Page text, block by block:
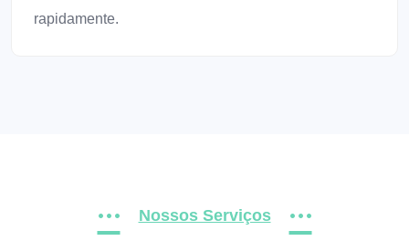
rapidamente.
Nossos Serviços